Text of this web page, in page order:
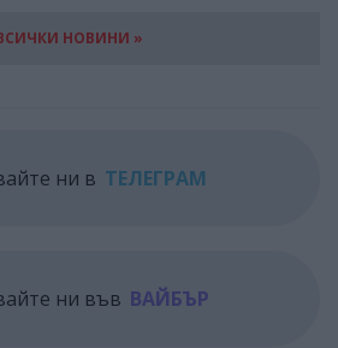
НОВИНИ »
ни в ТЕЛЕГРАМ
ни във ВАЙБЪР